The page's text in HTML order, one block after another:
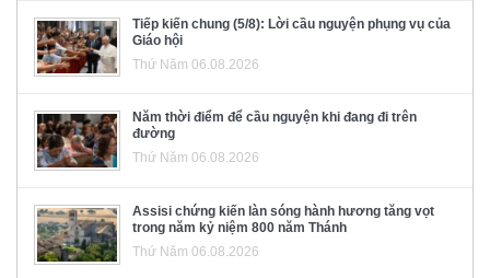
Tiếp kiến chung (5/8): Lời cầu nguyện phụng vụ của
Giáo hội
Thứ Năm 06.08.2026
Năm thời điểm để cầu nguyện khi đang đi trên
đường
Thứ Năm 06.08.2026
Assisi chứng kiến làn sóng hành hương tăng vọt
trong năm kỷ niệm 800 năm Thánh
Thứ Năm 06.08.2026